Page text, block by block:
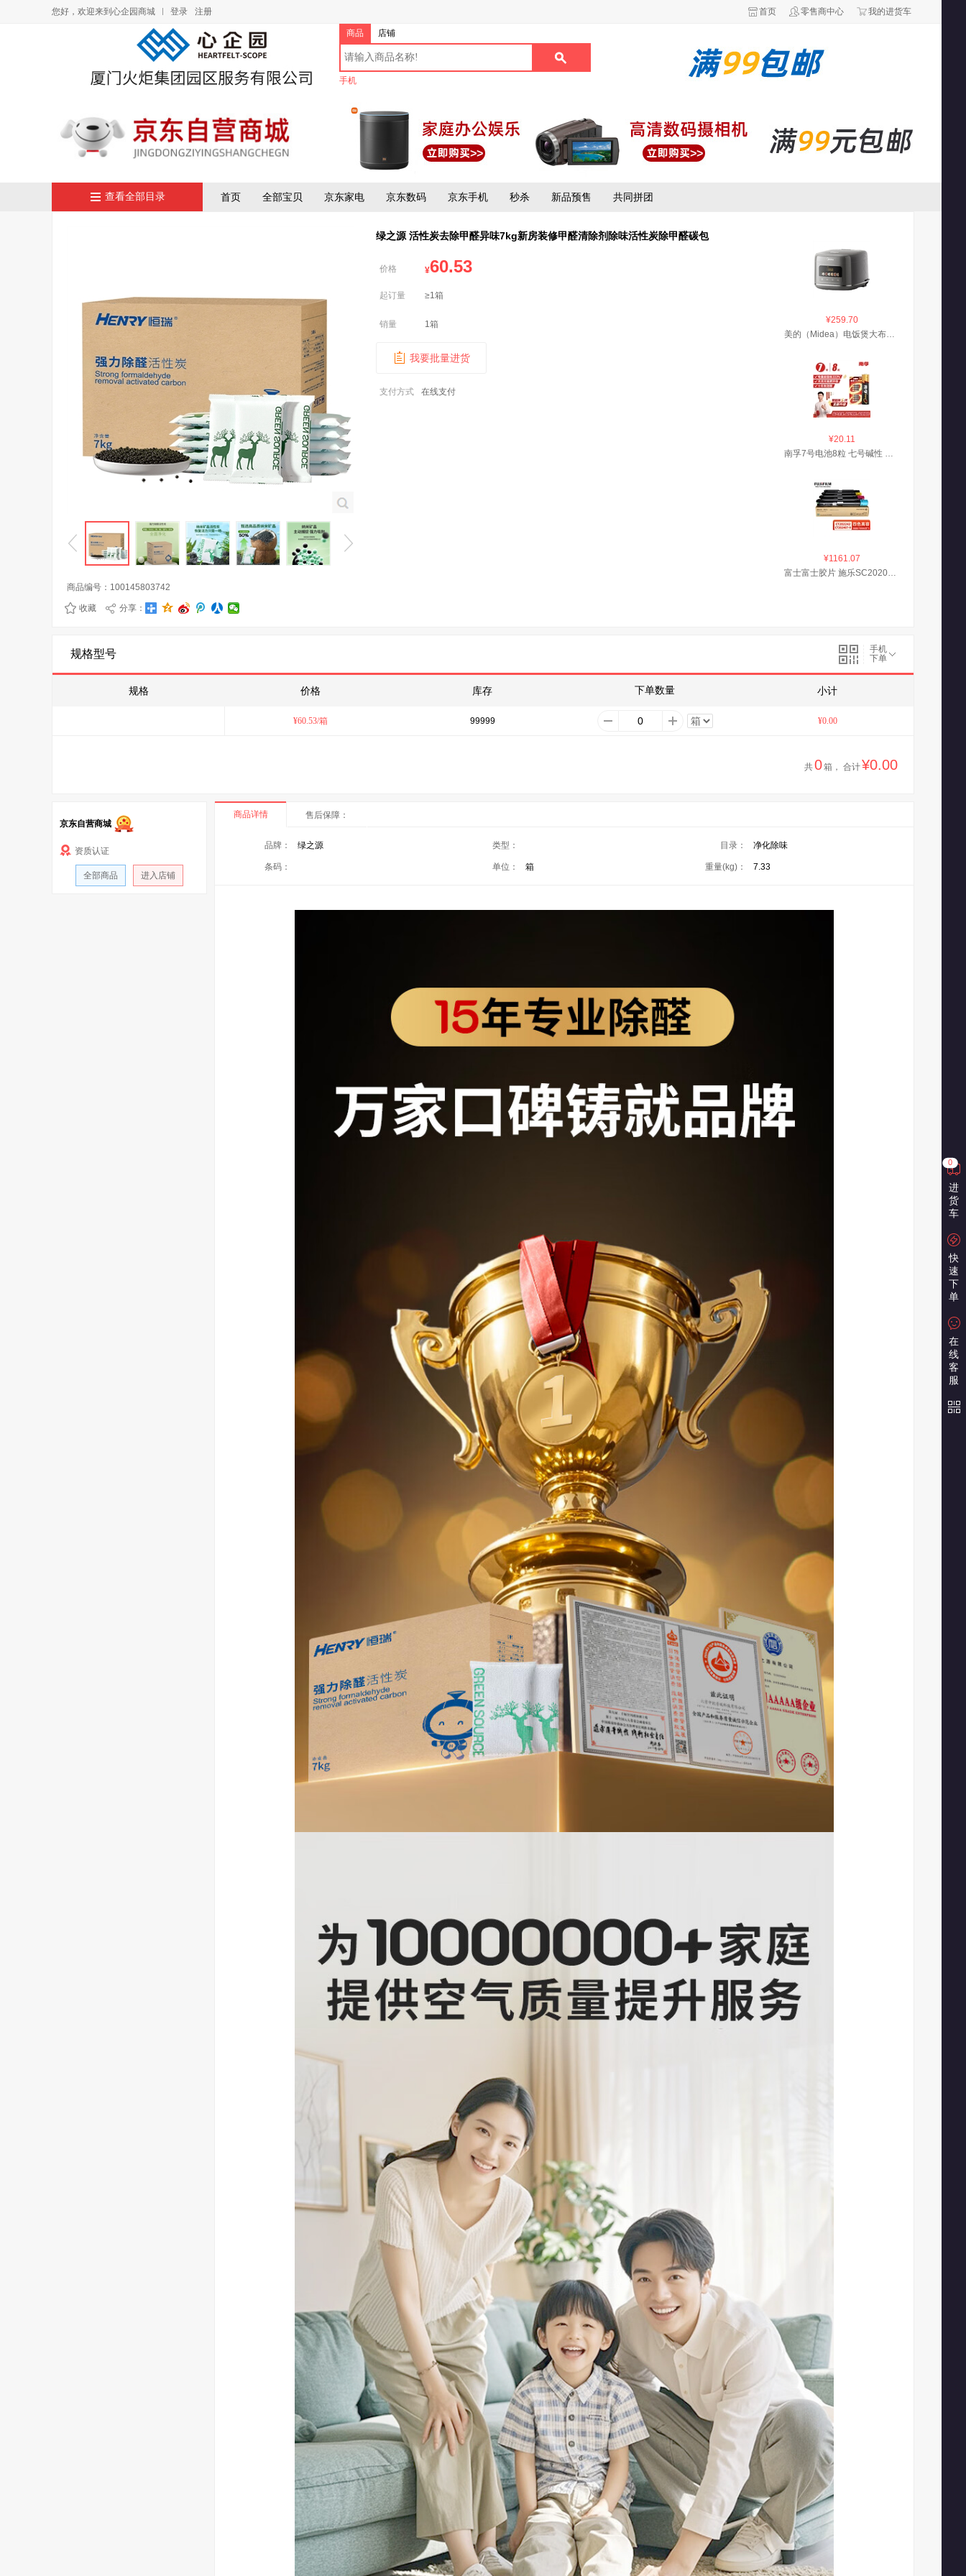
您好，欢迎来到心企园商城 登录 注册 首页 零售商中心 我的进货车
商品 店铺
手机
查看全部目录 首页 全部宝贝 京东家电 京东数码 京东手机 秒杀 新品预售 共同拼团
商品编号： 100145803742
收藏 分享：
绿之源 活性炭去除甲醛异味7kg新房装修甲醛清除剂除味活性炭除甲醛碳包
价格 ¥60.53
起订量 ≥1箱
销量 1箱
我要批量进货
支付方式 在线支付
¥259.70
美的（Midea）电饭煲大布丁0涂层电饭锅4升316L母婴级不锈钢内胆3-4人家用多功能无涂层微压智能RE487S品牌官方
¥20.11
南孚7号电池8粒 七号碱性 聚能环5代 适用血压计/燃气表/遥控器/电子秤/挂钟/无线鼠标
¥1161.07
富士富士胶片 施乐SC2020原装碳粉盒 低容（红+黄+青+黑色）CT202242-45套装
规格型号
手机
下单
规格 价格 库存 下单数量 小计
¥60.53/箱 99999 ¥0.00
共0箱， 合计¥0.00
京东自营商城
资质认证
全部商品 进入店铺
商品详情 售后保障：
品牌： 绿之源 类型： 目录： 净化除味
条码： 单位： 箱 重量(kg)： 7.33
0
进
货
车
快
速
下
单
在
线
客
服